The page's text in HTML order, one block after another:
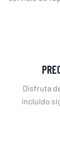
Disfruta
incluido